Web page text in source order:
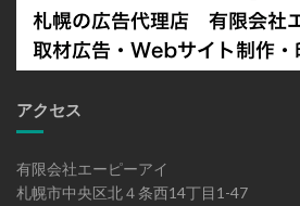
アクセス
有限会社エーピーアイ
札幌市中央区北４条西14丁目1-47